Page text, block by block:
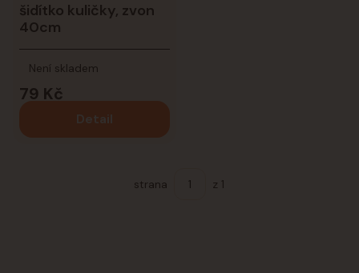
šidítko kuličky, zvon
40cm
79 Kč
Není skladem
Detail
strana z 1